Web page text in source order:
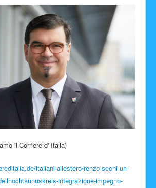
il Corriere d' Italia)
italiani-allestero/renzo-sechi-un-
integrazione-impegno-